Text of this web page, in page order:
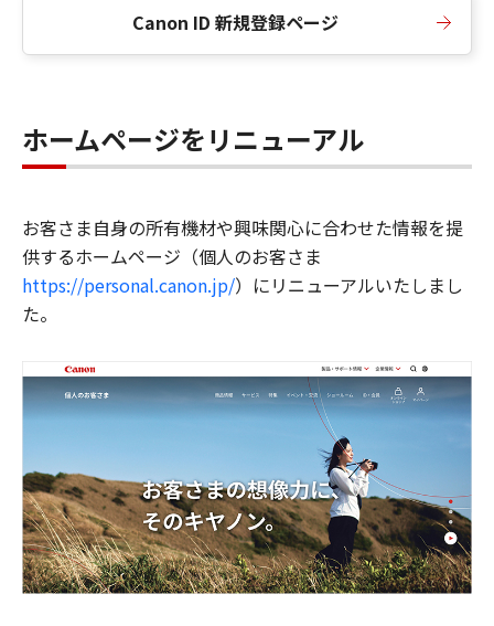
Canon ID 新規登録ページ
ホームページをリニューアル
お客さま自身の所有機材や興味関心に合わせた情報を提
供するホームページ（個人のお客さま
https://personal.canon.jp/）にリニューアルいたしまし
た。